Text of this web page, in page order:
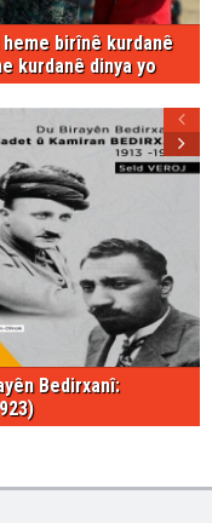
birînê kurdanê
kurdanê dinya yo
Bedirxanî: